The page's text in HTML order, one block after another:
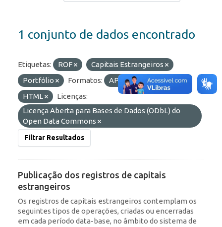
1 conjunto de dados encontrado
Etiquetas: ROF
Capitais Estrangeiros
Portfólio
Formatos: API
JSON
HTML
Licenças:
Licença Aberta para Bases de Dados (ODbL) do
Open Data Commons
Filtrar Resultados
Publicação dos registros de capitais
estrangeiros
Os registros de capitais estrangeiros contemplam os
seguintes tipos de operações, criadas ou encerradas
em cada período data-base, no âmbito do sistema de